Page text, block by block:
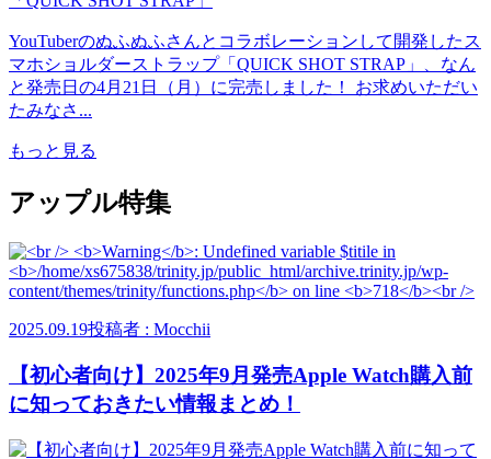
YouTuberのぬふぬふさんとコラボレーションして開発したス
マホショルダーストラップ「QUICK SHOT STRAP」、なん
と発売日の4月21日（月）に完売しました！ お求めいただい
たみなさ...
もっと見る
アップル特集
2025.09.19投稿者 : Mocchii
【初心者向け】2025年9月発売Apple Watch購入前
に知っておきたい情報まとめ！